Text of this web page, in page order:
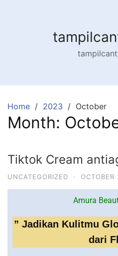
Home 2023 October
Month:
Tiktok Cream
UNCATEGORIZED ·
Amura
” Jadikan Kulitmu
dari